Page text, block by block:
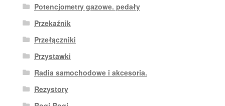
Potencjometry gazowe. pedały
Przekaźnik
Przełączniki
Przystawki
Radia samochodowe i akcesoria.
Rezystory